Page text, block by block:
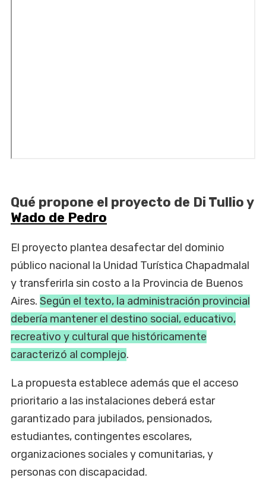
Qué propone el proyecto de Di Tullio y
Wado de Pedro
El proyecto plantea desafectar del dominio
público nacional la Unidad Turística Chapadmalal
y transferirla sin costo a la Provincia de Buenos
Aires. Según el texto, la administración provincial
debería mantener el destino social, educativo,
recreativo y cultural que históricamente
caracterizó al complejo.
La propuesta establece además que el acceso
prioritario a las instalaciones deberá estar
garantizado para jubilados, pensionados,
estudiantes, contingentes escolares,
organizaciones sociales y comunitarias, y
personas con discapacidad.